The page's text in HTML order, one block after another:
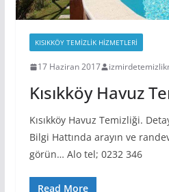
KISIKKÖY TEMIZLIK HIZMETLERI
17 Haziran 2017
Kısıkköy Havuz
Kısıkköy Havuz Temizliği.
Bilgi Hattında arayın ve
görün… Alo tel; 0232 346
Read More